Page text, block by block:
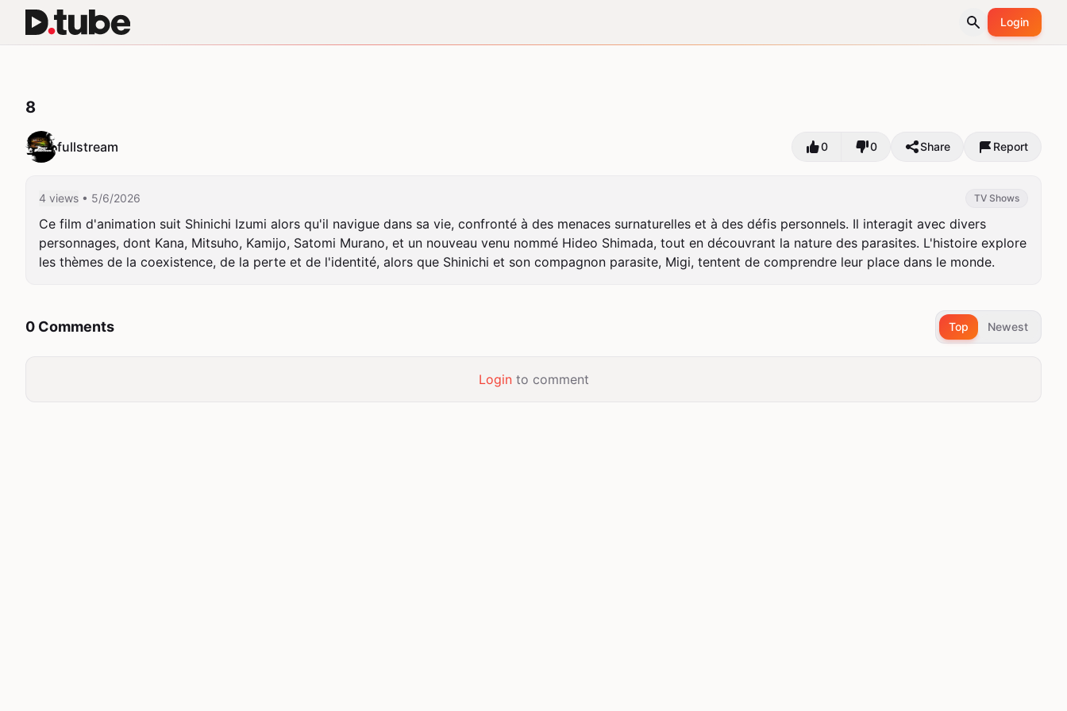
Login
8
fullstream 0 0 Share Report
4 views • 5/6/2026 TV Shows
Ce film d'animation suit Shinichi Izumi alors qu'il navigue dans sa vie, confronté à des menaces surnaturelles et à des défis personnels. Il interagit avec divers
personnages, dont Kana, Mitsuho, Kamijo, Satomi Murano, et un nouveau venu nommé Hideo Shimada, tout en découvrant la nature des parasites. L'histoire explore
les thèmes de la coexistence, de la perte et de l'identité, alors que Shinichi et son compagnon parasite, Migi, tentent de comprendre leur place dans le monde.
0 Comments Top Newest
Loginto comment